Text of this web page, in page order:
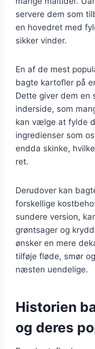
servere dem som
en hovedret med
sikker vinder.
En af de mest
bagte kartofler på
Dette giver dem en
inderside, som
kan vælge at fylde
ingredienser som
endda skinke,
ret.
Derudover kan
forskellige
sundere version,
grøntsager og
ønsker en mere
tilføje fløde, smør
næsten uendelige.
Historien
og deres